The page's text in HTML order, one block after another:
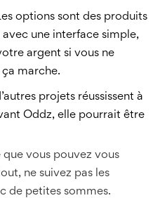
options sont des produits
une interface simple,
argent si vous ne
marche.
projets réussissent à
Oddz, elle pourrait être
que vous pouvez vous
ne suivez pas les
de petites sommes.